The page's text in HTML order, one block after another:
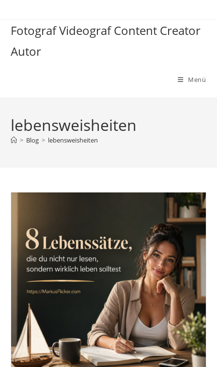
springen
Fotograf Videograf Content Creator
Autor
Menü
lebensweisheiten
> Blog > lebensweisheiten